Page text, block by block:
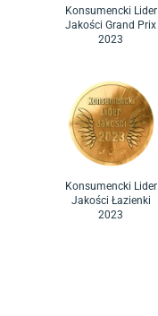
Konsumencki Lider
Jakości Grand Prix
2023
Konsumencki Lider
Jakości Łazienki
2023